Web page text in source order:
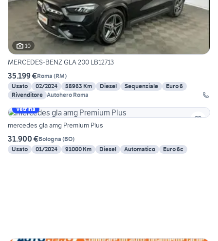
10
MERCEDES-BENZ GLA 200 LB12713
35.199 €Roma (RM)
Usato
02/2024 58963 Km Diesel Sequenziale
Euro 6
Rivenditore Autohero Roma
Vetrina
mercedes gla amg Premium Plus
31.900 €Bologna (BO)
Usato
01/2024 91000 Km Diesel Automatico Euro 6c